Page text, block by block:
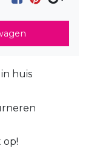
huis
op!